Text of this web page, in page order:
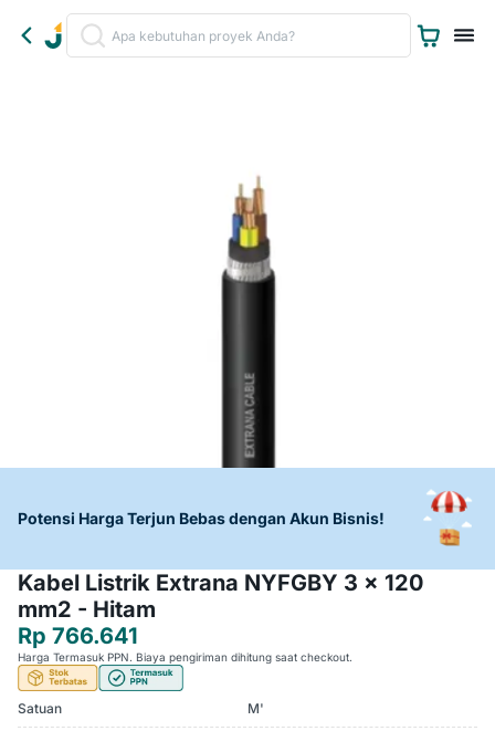
Potensi Harga Terjun Bebas dengan Akun Bisnis!
Kabel Listrik Extrana NYFGBY 3 x 120
mm2 - Hitam
Rp 766.641
Harga Termasuk PPN. Biaya pengiriman dihitung saat checkout.
Satuan M'